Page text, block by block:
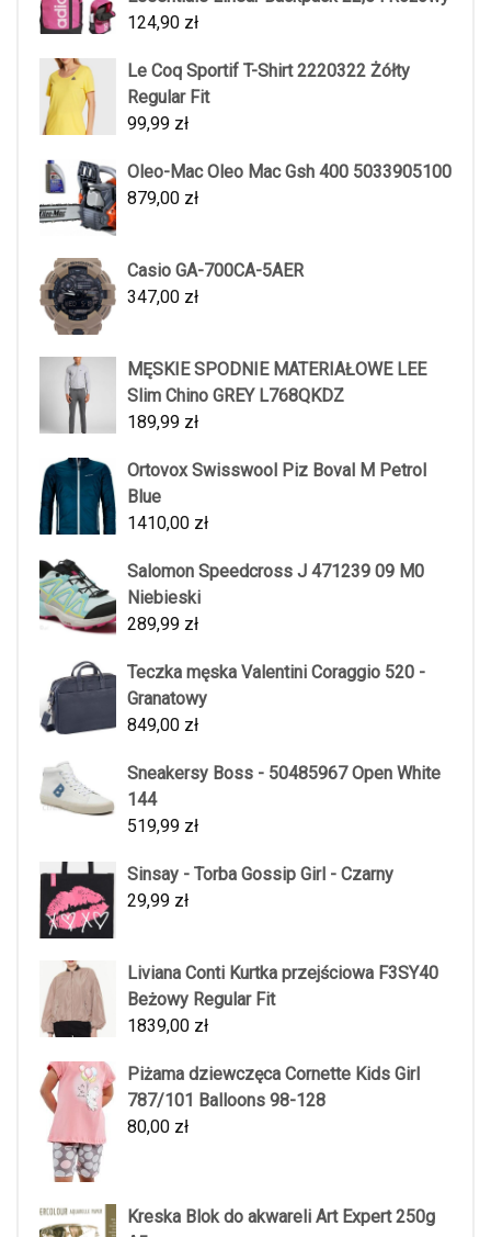
124,90 zł
Le Coq Sportif T-Shirt 2220322 Żółty
Regular Fit
99,99 zł
Oleo-Mac Oleo Mac Gsh 400 5033905100
879,00 zł
Casio GA-700CA-5AER
347,00 zł
MĘSKIE SPODNIE MATERIAŁOWE LEE
Slim Chino GREY L768QKDZ
189,99 zł
Ortovox Swisswool Piz Boval M Petrol
Blue
1410,00 zł
Salomon Speedcross J 471239 09 M0
Niebieski
289,99 zł
Teczka męska Valentini Coraggio 520 -
Granatowy
849,00 zł
Sneakersy Boss - 50485967 Open White
144
519,99 zł
Sinsay - Torba Gossip Girl - Czarny
29,99 zł
Liviana Conti Kurtka przejściowa F3SY40
Beżowy Regular Fit
1839,00 zł
Piżama dziewczęca Cornette Kids Girl
787/101 Balloons 98-128
80,00 zł
Kreska Blok do akwareli Art Expert 250g